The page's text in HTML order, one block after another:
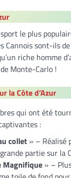
le plus
Cannois sont-ils
riche homme
Monte-Carlo !
la Côte d’Azur
qui ont été
:
collet » – Réalisé
partie sur la
Magnifique » –